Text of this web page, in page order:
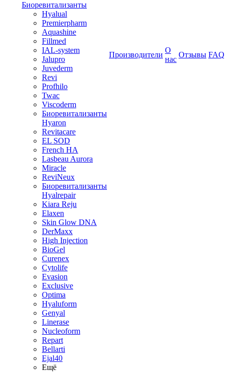
Биоревитализанты
Hyalual
Premierpharm
Aquashine
Fillmed
IAL-system
Jalupro
Juvederm
Revi
Profhilo
Twac
Viscoderm
Биоревитализанты
Hyaron
Revitacare
EL SOD
French HA
Lasbeau Aurora
Miracle
ReviNeux
Биоревитализанты
Hyalrepair
Kiara Reju
Elaxen
Skin Glow DNA
DerMaxx
High Injection
BioGel
Curenex
Cytolife
Evasion
Exclusive
Optima
Hyaluform
Genyal
Linerase
Nucleoform
Repart
Bellarti
Ejal40
Ещё
Производители
О
нас
Отзывы FAQ